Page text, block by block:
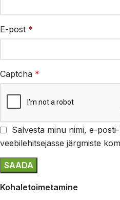
E-post *
Captcha *
Salvesta minu nimi, e-
veebilehitsejasse järgmiste
Kohaletoimetamine